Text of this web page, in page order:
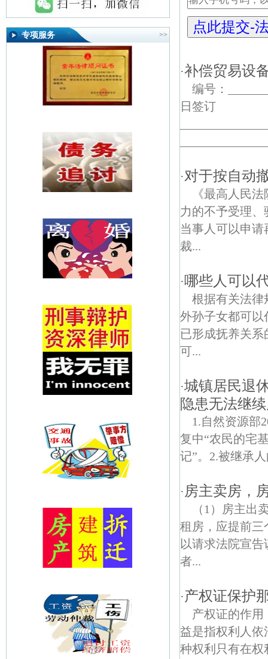
专项服务 >>
·补偿贸易设
编号：
·对于按自动
《最高人民
力的不予受理
当事人可以申
裁...
·哪些人可以
根据有关法律
外孙子女都可以
已形成抚养关
可...
·城镇居民退
隐患无法继
1.自然资源部
复中“农民的宅
记”。2.被继承
· 房主卖房，
（1）房主出
租房，应提前三
以请求法院宣
者...
·产权证保护
产权证的作
益是指权利人依
种权利只有在权